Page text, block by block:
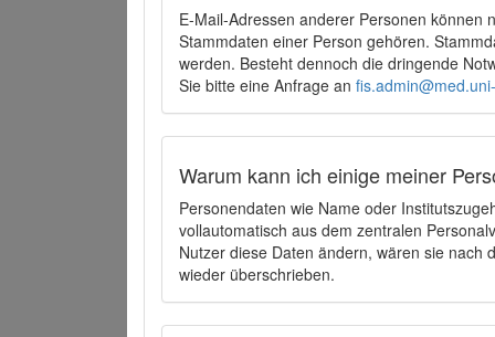
E-Mail-Adressen anderer Personen können
Stammdaten einer Person gehören.
werden. Besteht dennoch die dringende
Sie bitte eine Anfrage an
Warum kann ich einige meiner
Personendaten wie Name oder
vollautomatisch aus dem zentralen
Nutzer diese Daten ändern, wären sie
wieder überschrieben.